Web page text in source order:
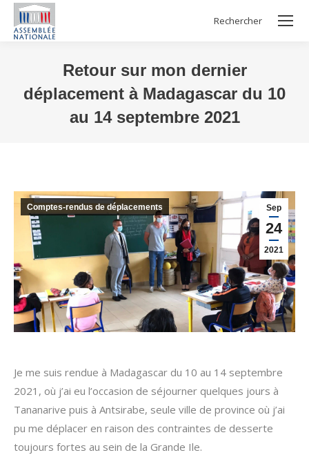
Search:
Rechercher
Retour sur mon dernier
déplacement à Madagascar du 10
au 14 septembre 2021
Sep
24
2021
Comptes-rendus de déplacements
Je me suis rendue à Madagascar du 10 au 14 septembre
2021, où j’ai eu l’occasion de séjourner quelques jours à
Tananarive puis à Antsirabe, seule ville de province où j’ai
pu me déplacer en raison des contraintes de desserte
toujours fortes au sein de la Grande Ile.